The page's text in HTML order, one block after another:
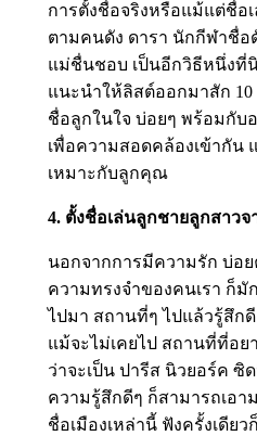
การตั้งชื่อจริงหรือแม้แต่ชื่อ
ตามคนดัง ดารา นักกีฬาชื่
แม่ชื่นชอบ เป็นอีกวิธีหนึ่งที่
แนะนำให้ลิสต์ออกมาสัก 10
ชื่อลูกในใจ บ่อยๆ พร้อมกับ
เพื่อความสอดคล้องเข้ากัน
เหมาะกับลูกคุณ
4. ตั้งชื่อเล่นลูกชายลูกสาว
นอกจากการมีความรัก บ่อ
ความทรงจำของคนเรา ก็มั
ไปมา สถานที่ๆ ไปแล้วรู้สึก
แม้จะไม่เคยไป สถานที่ที่อย
ว่าจะเป็น ปารีส นิวยอร์ค ซิ
ความรู้สึกดีๆ ก็สามารถเอา
ชื่อเมืองเหล่านี้ ฟังครั้งเดีย